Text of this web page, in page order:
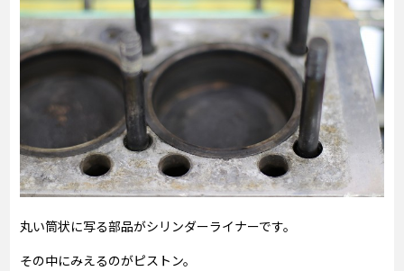
丸い筒状に写る部品がシリンダーライナーです。
その中にみえるのがピストン。